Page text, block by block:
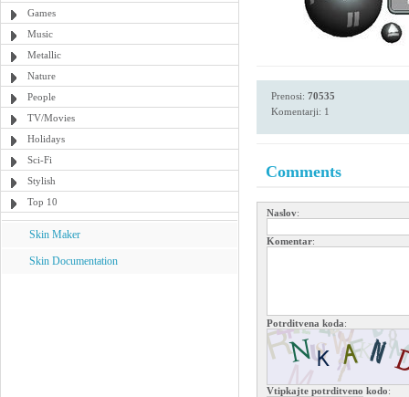
Games
Music
Metallic
Nature
People
TV/Movies
Holidays
Sci-Fi
Stylish
Top 10
Skin Maker
Skin Documentation
Prenosi: 70535
Komentarji: 1
Comments
Naslov:
Komentar:
Potrditvena koda:
Vtipkajte potrditveno kodo: